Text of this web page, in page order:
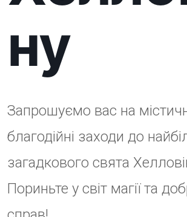
справ!
загадковою, а тіні оживають, ми
відкриваємо ворота в інший світ
Приєднуйтесь до нас, де магія та
добро переплітаються в єдине
ціле!
Дата: 26-27 жовтня 2024 року